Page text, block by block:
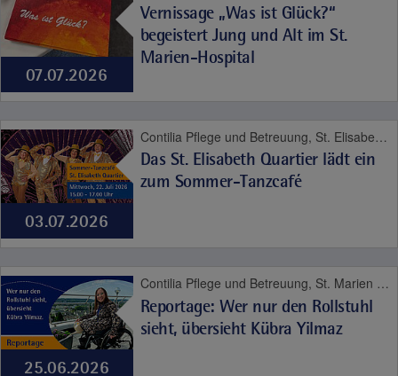
07.07.2026
Vernissage „Was ist Glück?“
begeistert Jung und Alt im St.
Marien-Hospital
03.07.2026
Contilia Pflege und Betreuung, St. Elisabeth Quartier, Contilia
Das St. Elisabeth Quartier lädt ein
zum Sommer-Tanzcafé
25.06.2026
Contilia Pflege und Betreuung, St. Marien Quartier, Contilia, Karriere, Pflege
Reportage: Wer nur den Rollstuhl
sieht, übersieht Kübra Yilmaz